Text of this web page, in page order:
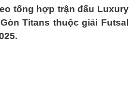
tổng hợp trận đấu Luxury
Titans thuộc giải Futsal